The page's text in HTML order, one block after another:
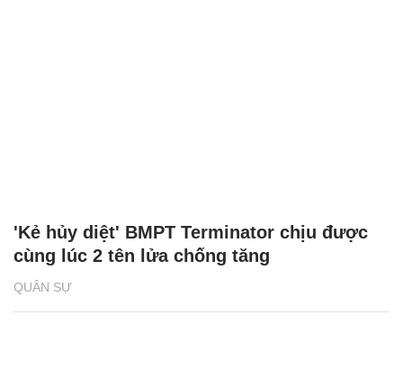
QUÂN SỰ
'Kẻ hủy diệt' BMPT Terminator chịu được
cùng lúc 2 tên lửa chống tăng